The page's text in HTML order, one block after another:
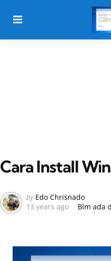
Cara Install
Posted
by
by Edo Chrisnado
13 years ago
Blm ada